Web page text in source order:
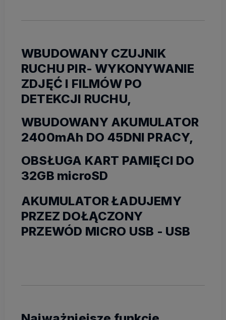
WBUDOWANY CZUJNIK
RUCHU PIR- WYKONYWANIE
ZDJĘĆ I FILMÓW PO
DETEKCJI RUCHU,
WBUDOWANY AKUMULATOR
2400mAh DO 45DNI PRACY,
OBSŁUGA KART PAMIĘCI DO
32GB microSD
AKUMULATOR ŁADUJEMY
PRZEZ DOŁĄCZONY
PRZEWÓD MICRO USB - USB